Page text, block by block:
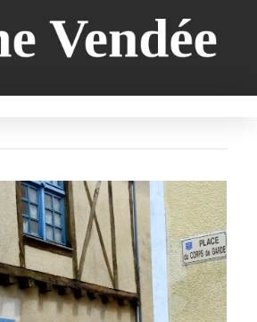
verkocht
is Beaujolais
Nouveau een fruitige wijn
kooldioxiderijke omgeving.
Nouveau naar? wat is
wanneer is beaujolais dag
wanneer is beaujolais
nouveau dag
Wat is de dag
van Beaujolais Nouveau wat
is de traditie rond beaujolais
nouveau
wat maakt
Beaujolais Nouveau zo
speciaal wat zijn tannines
witte beaujolais nouveau